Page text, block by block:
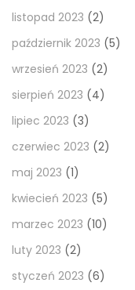
listopad 2023 (2)
październik 2023 (5)
wrzesień 2023 (2)
sierpień 2023 (4)
lipiec 2023 (3)
czerwiec 2023 (2)
maj 2023 (1)
kwiecień 2023 (5)
marzec 2023 (10)
luty 2023 (2)
styczeń 2023 (6)